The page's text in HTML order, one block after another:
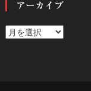
アーカイブ
ア